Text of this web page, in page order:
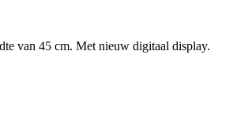
van 45 cm. Met nieuw digitaal display.